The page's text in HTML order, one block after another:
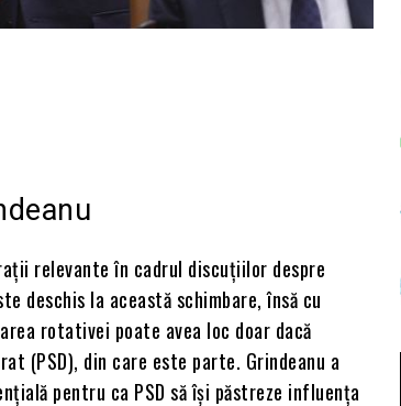
relevante în cadrul discuțiilor despre
deschis la această schimbare, însă cu
rotativei poate avea loc doar dacă
(PSD), din care este parte. Grindeanu a
pentru ca PSD să își păstreze influența